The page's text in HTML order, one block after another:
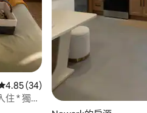
34 則評價中獲得 4.85 的平均評分
4.85 (34)
* 獨立